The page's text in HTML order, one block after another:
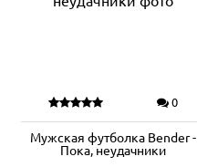
0
Мужская футболка Bender -
Пока, неудачники